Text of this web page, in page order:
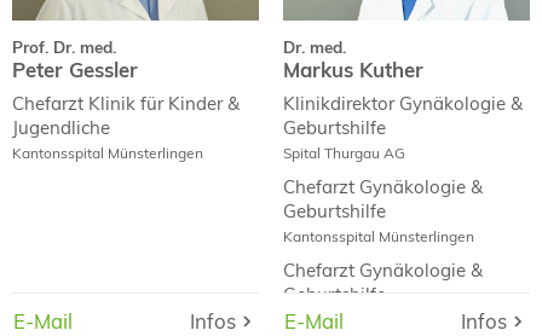
Prof. Dr. med.
Peter Gessler
Chefarzt Klinik für Kinder &
Jugendliche
Kantonsspital Münsterlingen
E-Mail Infos
E-Mail
Infos
Dr. med.
Markus Kuther
Klinikdirektor Gynäkologie &
Geburtshilfe
Spital Thurgau AG
Chefarzt Gynäkologie &
Geburtshilfe
Kantonsspital Münsterlingen
Chefarzt Gynäkologie &
Geburtshilfe
Kantonsspital Frauenfeld
E-Mail Infos
E-Mail
Infos